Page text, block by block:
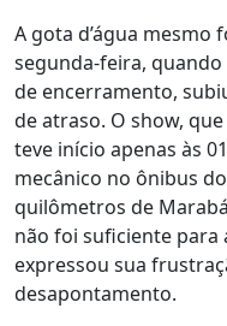
A gota d’água mesmo
segunda-feira,
de encerramento,
de atraso. O show,
teve início apenas às
mecânico no ônibus
quilômetros de
não foi suficiente para
expressou sua
desapontamento.